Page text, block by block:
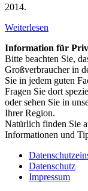
2014.
Weiterlesen
Information für
Bitte beachten Sie,
Großverbraucher in
Sie in jedem guten
Fragen Sie dort
oder sehen Sie in
Ihrer Region.
Natürlich finden Sie
Informationen und
Datenschutz
Impressum